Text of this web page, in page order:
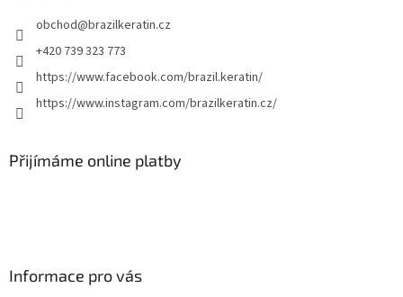
obchod@brazilkeratin.cz
+420 739 323 773
https://www.facebook.com/brazil.keratin/
https://www.instagram.com/brazilkeratin.cz/
Přijímáme online platby
Informace pro vás